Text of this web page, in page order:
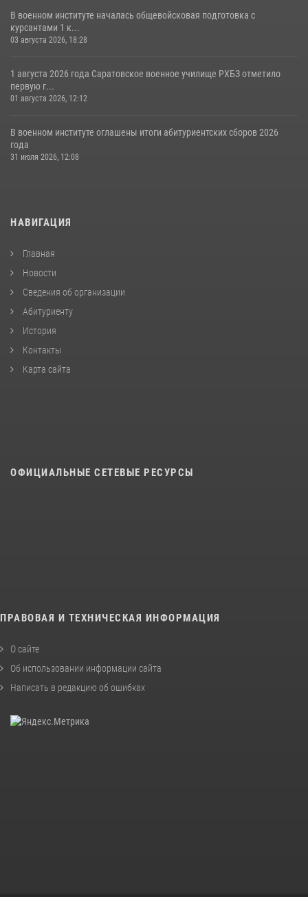
В военном институте началась общевойсковая подготовка с
курсантами 1 к...
03 августа 2026, 18:28
1 августа 2026 года Саратовское военное училище РХБЗ отметило
первую г...
01 августа 2026, 12:12
В военном институте оглашены итоги абитуриентских сборов 2026
года
31 июля 2026, 12:08
НАВИГАЦИЯ
Главная
Новости
Сведения об организации
Абитуриенту
История
Контакты
Карта сайта
ОФИЦИАЛЬНЫЕ СЕТЕВЫЕ РЕСУРСЫ
ПРАВОВАЯ И ТЕХНИЧЕСКАЯ ИНФОРМАЦИЯ
О сайте
Об использовании информации сайта
Написать в редакцию об ошибках